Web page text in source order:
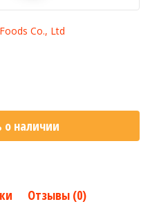
Co., Ltd
наличии
Отзывы (0)